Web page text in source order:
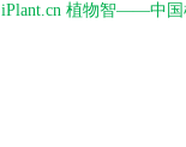
iPlant.cn 植物智——中国